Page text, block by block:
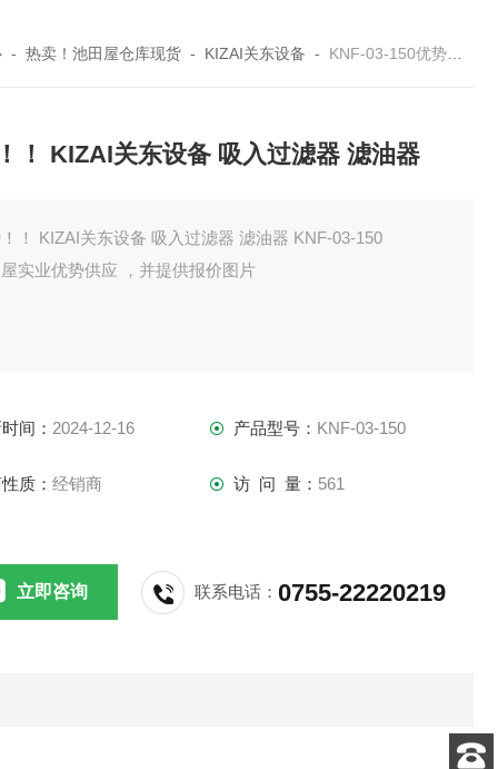
-热卖！池田屋仓库现货 - KIZAI关东设备 - KNF-03-150优势！！ KIZAI关东设备 吸入过滤器 滤油器
！ KIZAI关东设备 吸入过滤器 滤油器
！ KIZAI关东设备 吸入过滤器 滤油器 KNF-03-150
实业优势供应 ，并提供报价图片
间： 2024-12-16 产品型号： KNF-03-150
质：经销商 访 问 量： 561
立即咨询 联系电话：0755-22220219